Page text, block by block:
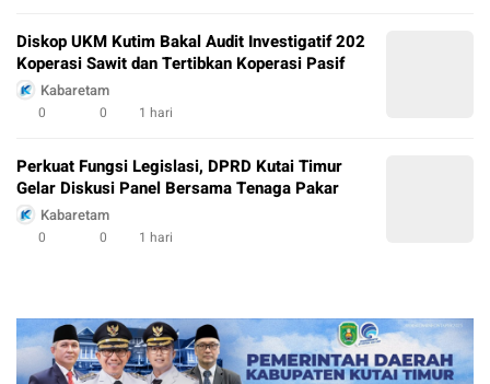
Diskop UKM Kutim Bakal Audit Investigatif 202
Koperasi Sawit dan Tertibkan Koperasi Pasif
Kabaretam
0 0 1 hari
Perkuat Fungsi Legislasi, DPRD Kutai Timur
Gelar Diskusi Panel Bersama Tenaga Pakar
Kabaretam
0 0 1 hari